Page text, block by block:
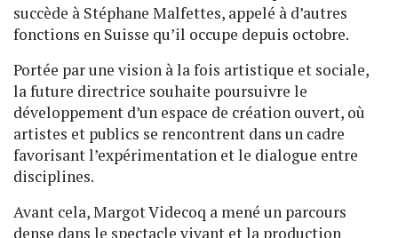
succède à Stéphane Malfettes, appelé à d’autres
fonctions en Suisse qu’il occupe depuis octobre.
Portée par une vision à la fois artistique et sociale,
la future directrice souhaite poursuivre le
développement d’un espace de création ouvert, où
artistes et publics se rencontrent dans un cadre
favorisant l’expérimentation et le dialogue entre
disciplines.
Avant cela, Margot Videcoq a mené un parcours
dense dans le spectacle vivant et la production